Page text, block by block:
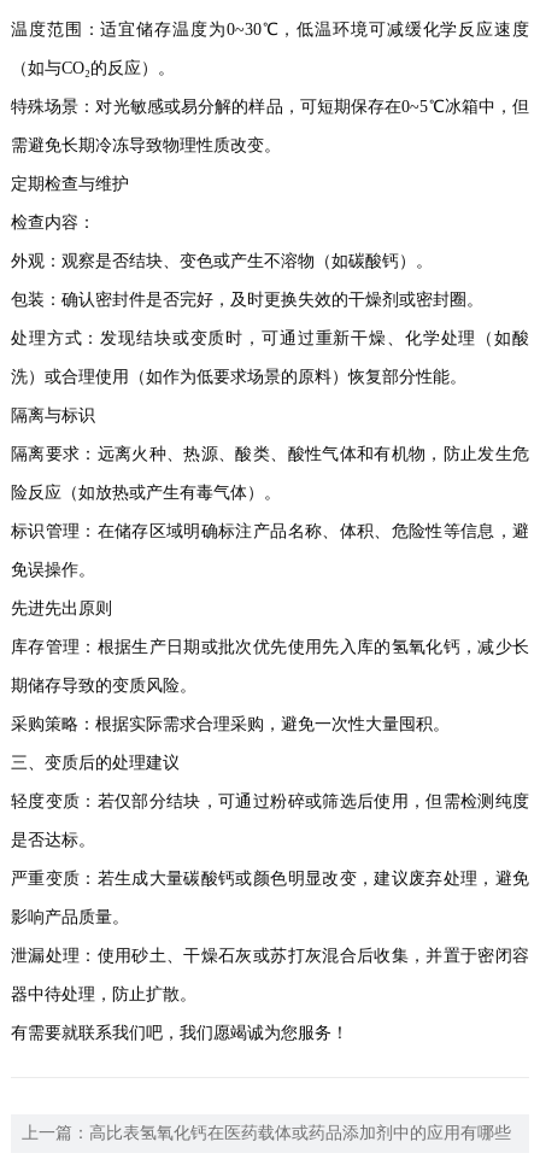
温度范围：适宜储存温度为0~30℃，低温环境可减缓化学反应速度
（如与CO₂的反应）。
特殊场景：对光敏感或易分解的样品，可短期保存在0~5℃冰箱中，但
需避免长期冷冻导致物理性质改变。
定期检查与维护
检查内容：
外观：观察是否结块、变色或产生不溶物（如碳酸钙）。
包装：确认密封件是否完好，及时更换失效的干燥剂或密封圈。
处理方式：发现结块或变质时，可通过重新干燥、化学处理（如酸
洗）或合理使用（如作为低要求场景的原料）恢复部分性能。
隔离与标识
隔离要求：远离火种、热源、酸类、酸性气体和有机物，防止发生危
险反应（如放热或产生有毒气体）。
标识管理：在储存区域明确标注产品名称、体积、危险性等信息，避
免误操作。
先进先出原则
库存管理：根据生产日期或批次优先使用先入库的氢氧化钙，减少长
期储存导致的变质风险。
采购策略：根据实际需求合理采购，避免一次性大量囤积。
三、变质后的处理建议
轻度变质：若仅部分结块，可通过粉碎或筛选后使用，但需检测纯度
是否达标。
严重变质：若生成大量碳酸钙或颜色明显改变，建议废弃处理，避免
影响产品质量。
泄漏处理：使用砂土、干燥石灰或苏打灰混合后收集，并置于密闭容
器中待处理，防止扩散。
有需要就联系我们吧，我们愿竭诚为您服务！
上一篇： 高比表氢氧化钙在医药载体或药品添加剂中的应用有哪些